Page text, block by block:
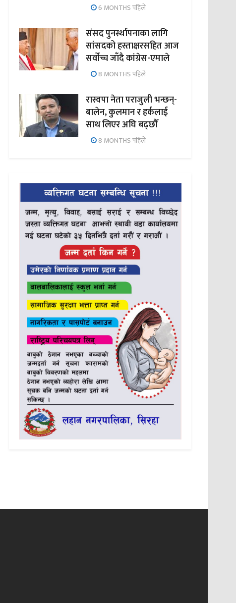
6 MONTHS पहिले
संसद पुनर्स्थापनाका लागि
सांसदको हस्ताक्षरसहित आज
सर्वोच्च जाँदै कांग्रेस-एमाले
8 MONTHS पहिले
रास्वपा नेता पराजुली भन्छन्-
बालेन, कुलमान र हर्कलाई
साथ लिएर अघि बढ्छौँ
8 MONTHS पहिले